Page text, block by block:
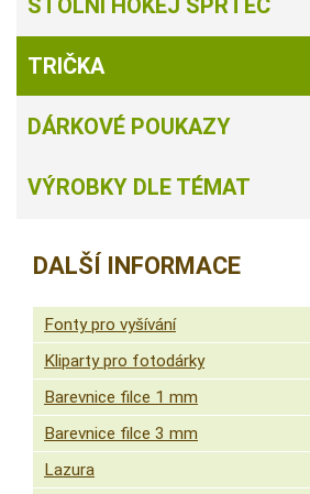
STOLNÍ HOKEJ ŠPRTEC
TRIČKA
DÁRKOVÉ POUKAZY
VÝROBKY DLE TÉMAT
DALŠÍ INFORMACE
Fonty pro vyšívání
Kliparty pro fotodárky
Barevnice filce 1 mm
Barevnice filce 3 mm
Lazura